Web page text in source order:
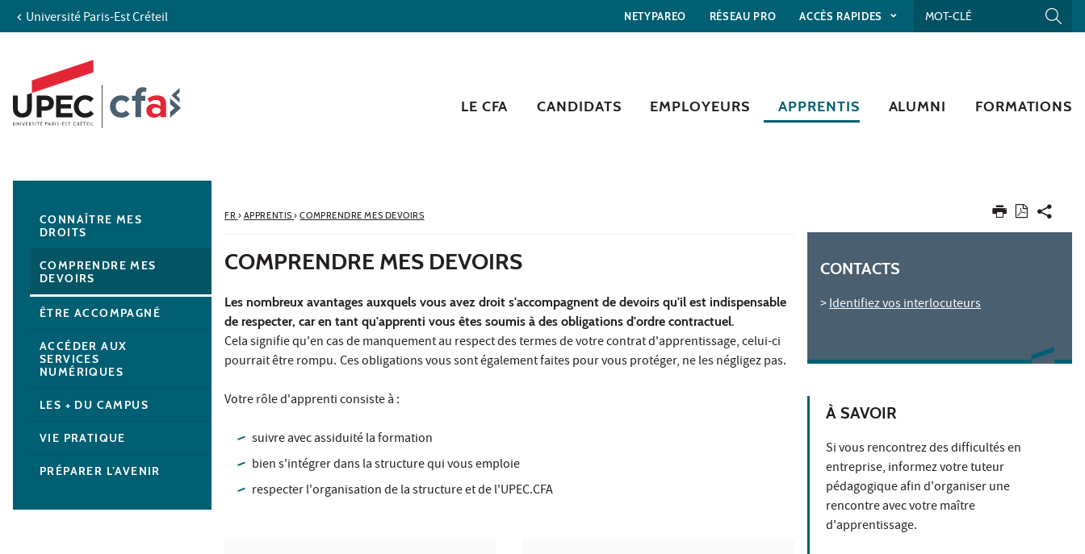
Aller au contenu
Accès directs
Recherche
Navigation secondaire
Université Paris-Est Créteil NETYPAREO RÉSEAU PRO ACCÈS RAPIDES
LE CFA CANDIDATS EMPLOYEURS APPRENTIS ALUMNI FORMATIONS
FR › APPRENTIS› COMPRENDRE MES DEVOIRS
COMPRENDRE MES DEVOIRS
Les nombreux avantages auxquels vous avez droit s'accompagnent de devoirs qu'il est indispensable
de respecter, car en tant qu'apprenti vous êtes soumis à des obligations d'ordre contractuel.
Cela signifie qu'en cas de manquement au respect des termes de votre contrat d'apprentissage, celui-ci
pourrait être rompu. Ces obligations vous sont également faites pour vous protéger, ne les négligez pas.
Votre rôle d'apprenti consiste à :
suivre avec assiduité la formation
bien s'intégrer dans la structure qui vous emploie
respecter l'organisation de la structure et de l'UPEC.CFA
CONTACTS
>Identifiez vos interlocuteurs
À SAVOIR
Si vous rencontrez des difficultés en
entreprise, informez votre tuteur
pédagogique afin d'organiser une
rencontre avec votre maître
d'apprentissage.
CONNAÎTRE MES
DROITS
COMPRENDRE MES
DEVOIRS
ÊTRE ACCOMPAGNÉ
ACCÉDER AUX
SERVICES
NUMÉRIQUES
LES + DU CAMPUS
VIE PRATIQUE
PRÉPARER L’AVENIR